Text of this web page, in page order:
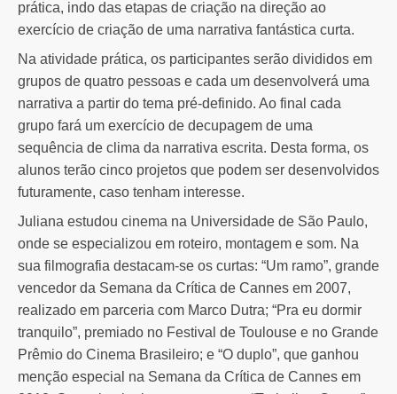
prática, indo das etapas de criação na direção ao
exercício de criação de uma narrativa fantástica curta.
Na atividade prática, os participantes serão divididos em
grupos de quatro pessoas e cada um desenvolverá uma
narrativa a partir do tema pré-definido. Ao final cada
grupo fará um exercício de decupagem de uma
sequência de clima da narrativa escrita. Desta forma, os
alunos terão cinco projetos que podem ser desenvolvidos
futuramente, caso tenham interesse.
Juliana estudou cinema na Universidade de São Paulo,
onde se especializou em roteiro, montagem e som. Na
sua filmografia destacam-se os curtas: “Um ramo”, grande
vencedor da Semana da Crítica de Cannes em 2007,
realizado em parceria com Marco Dutra; “Pra eu dormir
tranquilo”, premiado no Festival de Toulouse e no Grande
Prêmio do Cinema Brasileiro; e “O duplo”, que ganhou
menção especial na Semana da Crítica de Cannes em